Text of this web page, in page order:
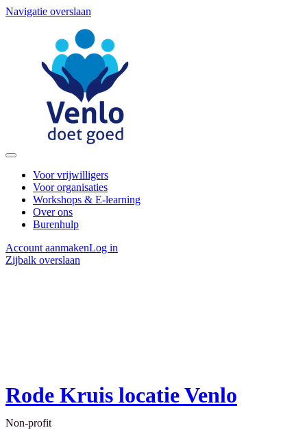
Navigatie overslaan
Voor vrijwilligers
Voor organisaties
Workshops & E-learning
Over ons
Burenhulp
Account aanmakenLog in
Zijbalk overslaan
Rode Kruis locatie Venlo
Non-profit